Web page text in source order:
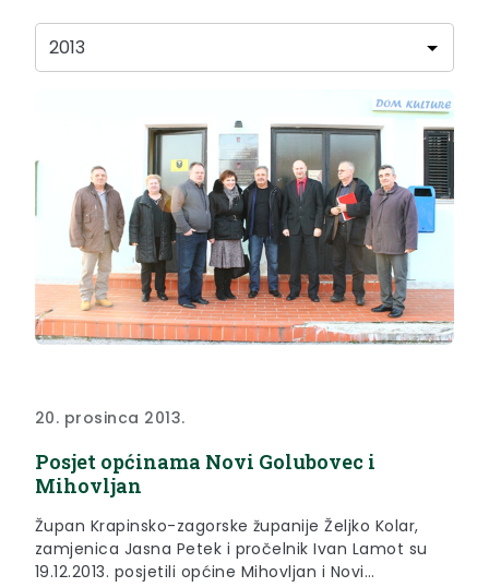
20. prosinca 2013.
Posjet općinama Novi Golubovec i
Mihovljan
Župan Krapinsko-zagorske županije Željko Kolar,
zamjenica Jasna Petek i pročelnik Ivan Lamot su
19.12.2013. posjetili općine Mihovljan i Novi